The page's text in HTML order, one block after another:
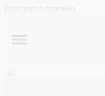
Pular para o conteúdo